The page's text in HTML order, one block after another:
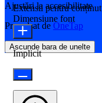
Ajustări la accesibilitate
Propulsat de OneTap
Ascunde bara de unelte
Extensii pentru conținut
Dimensiune font
Implicit